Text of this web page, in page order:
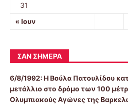
« Ιουν
31
ΣΑΝ ΣΉΜΕΡΑ
6/8/1992:Η Βούλα Πατουλίδου
μετάλλιο στο δρόμο των 100
Ολυμπιακούς Αγώνες της